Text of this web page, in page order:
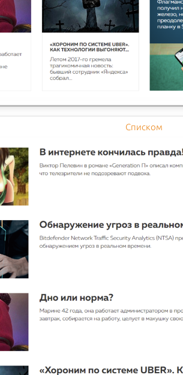
Списком
коллагена и защиты от распада
важен витамин С, являющийся
Киви, черника, клубника,
способствует поддержанию коллагена.
содержат огромное количество
главного антиоксиданта в нашей коже.
фибрилл.
источник омега-3, который
Так как клетки кожи окружены жировой
коллагена — тунец и лосось.
синтез коллагена за счет серы. Сера
и суставам.